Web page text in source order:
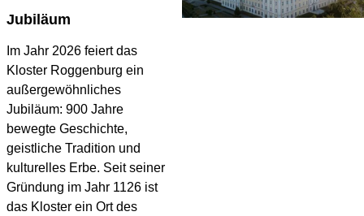
Jubiläum
Im Jahr 2026 feiert das
Kloster Roggenburg ein
außergewöhnliches
Jubiläum: 900 Jahre
bewegte Geschichte,
geistliche Tradition und
kulturelles Erbe. Seit seiner
Gründung im Jahr 1126 ist
das Kloster ein Ort des